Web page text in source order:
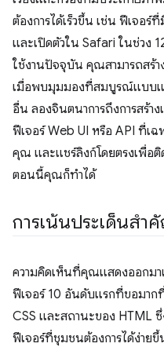
ต้องการได้เร็วขึ้น เช่น ฟีเจอ
และเปิดตัวใน Safari ในช่วง
ใช้งานปัจจุบัน คุณสามารถสร้า
เมื่อพบมุมมองที่สมบูรณ์แบบแ
อื่น ลองจินตนาการถึงการสร้
ฟีเจอร์ Web UI หรือ API ที่เฉ
คุณ และแชร์ลิงก์โดยตรงเพื่อ
ตอนนี้คุณก็ทําได้
การเน้นประเด็นสำ
ความคิดเห็นที่คุณแสดงออกมา
ฟีเจอร์ 10 อันดับแรกที่ขอมาก
CSS และสถานะของ HTML
ฟีเจอร์ที่ชุมชนต้องการได้ง่ายขึ้